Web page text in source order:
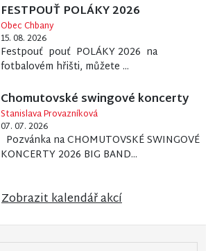
FESTPOUŤ POLÁKY 2026
Obec Chbany
15. 08. 2026
Festpouť pouť POLÁKY 2026 na
fotbalovém hřišti, můžete ...
Chomutovské swingové koncerty
Stanislava Provazníková
07. 07. 2026
Pozvánka na CHOMUTOVSKÉ SWINGOVÉ
KONCERTY 2026 BIG BAND...
Zobrazit kalendář akcí